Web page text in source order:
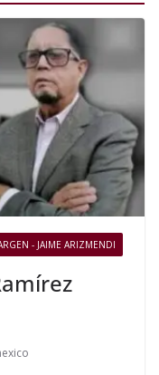
- JAIME ARIZMENDI